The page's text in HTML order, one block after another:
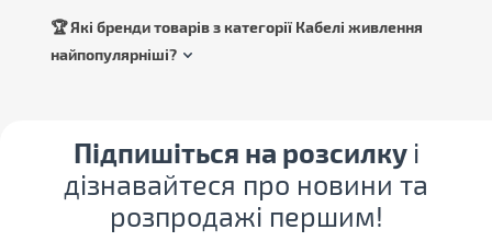
🏆 Які бренди товарів з категорії Кабелі живлення
найпопулярніші?
Підпишіться на розсилку і
дізнавайтеся про новини та
розпродажі першим!